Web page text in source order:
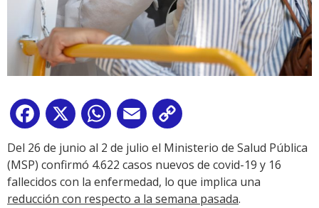
Facebook
X WhatsApp
Email
Link
Del 26 de junio al 2 de julio el Ministerio de Salud Pública
(MSP) confirmó 4.622 casos nuevos de covid-19 y 16
fallecidos con la enfermedad, lo que implica una
reducción con respecto a la semana pasada.